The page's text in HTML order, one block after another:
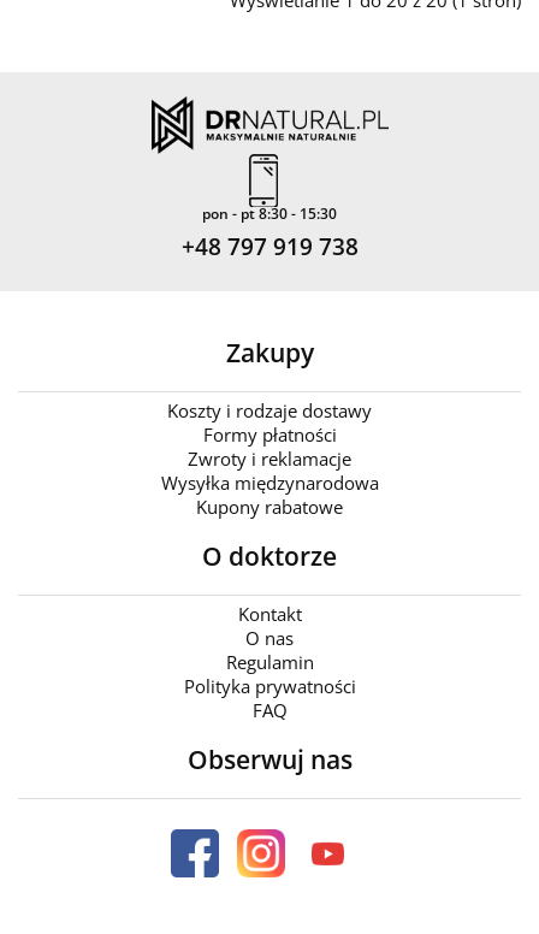
pon - pt 8:30 - 15:30
+48 797 919 738
Zakupy
Koszty i rodzaje dostawy
Formy płatności
Zwroty i reklamacje
Wysyłka międzynarodowa
Kupony rabatowe
O doktorze
Kontakt
O nas
Regulamin
Polityka prywatności
FAQ
Obserwuj nas